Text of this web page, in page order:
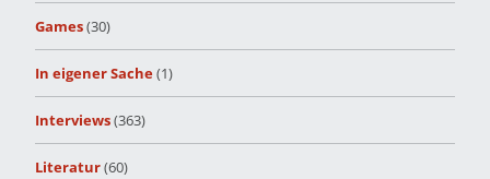
Games(30)
In eigener Sache(1)
Interviews(363)
Literatur(60)